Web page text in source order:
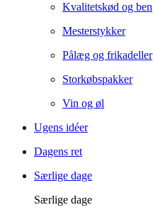
Kvalitetskød og ben
Mesterstykker
Pålæg og frikadeller
Storkøbspakker
Vin og øl
Ugens idéer
Dagens ret
Særlige dage
Særlige dage